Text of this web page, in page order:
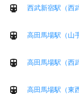
西武新宿駅（西
高田馬場駅（山
高田馬場駅（西
高田馬場駅（東